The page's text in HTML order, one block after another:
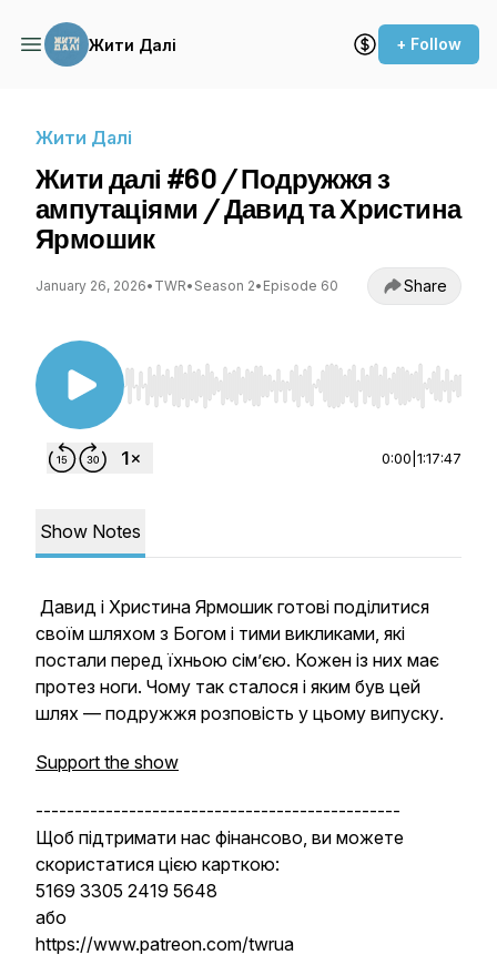
Жити Далі + Follow
Жити Далі
Жити далі #60 / Подружжя з
ампутаціями / Давид та Христина
Ярмошик
January 26, 2026• TWR• Season 2• Episode 60 Share
Use Left/Right to seek, Home/End to jump to
0:00 1:17:47
Show Notes
Давид і Христина Ярмошик готові поділитися
своїм шляхом з Богом і тими викликами, які
постали перед їхньою сім’єю. Кожен із них має
протез ноги. Чому так сталося і яким був цей
шлях — подружжя розповість у цьому випуску.
Support the show
-----------------------------------------------
Щоб підтримати нас фінансово, ви можете
скористатися цією карткою:
5169 3305 2419 5648
або
https://www.patreon.com/twrua